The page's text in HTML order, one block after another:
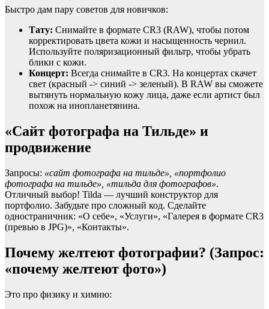
Быстро дам пару советов для новичков:
Тату: Снимайте в формате CR3 (RAW), чтобы потом
корректировать цвета кожи и насыщенность чернил.
Используйте поляризационный фильтр, чтобы убрать
блики с кожи.
Концерт: Всегда снимайте в CR3. На концертах скачет
свет (красный -> синий -> зеленый). В RAW вы сможете
вытянуть нормальную кожу лица, даже если артист был
похож на инопланетянина.
«Сайт фотографа на Тильде» и
продвижение
Запросы: «сайт фотографа на тильде», «портфолио
фотографа на тильде», «тильда для фотографов».
Отличный выбор! Tilda — лучший конструктор для
портфолио. Забудьте про сложный код. Сделайте
одностраничник: «О себе», «Услуги», «Галерея в формате CR3
(превью в JPG)», «Контакты».
Почему желтеют фотографии? (Запрос:
«почему желтеют фото»)
Это про физику и химию: